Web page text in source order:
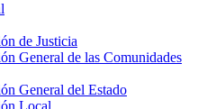
de Justicia
General de las Comunidades
General del Estado